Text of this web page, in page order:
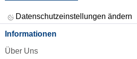
Datenschutzeinstellungen ändern
Informationen
Über Uns